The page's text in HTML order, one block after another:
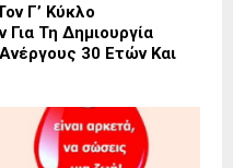
Γ’ Κύκλο
Τη Δημιουργία
30 Ετών Και